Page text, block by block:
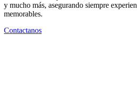
y mucho más, asegurando siempre
memorables.
Contactanos